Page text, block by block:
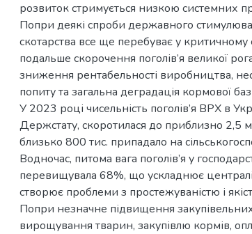
розвиток стримується низкою системних
Попри деякі спроби державного
скотарства все ще перебуває у критичному
подальше скорочення поголів’я великої
зниження рентабельності виробництва,
попиту та загальна деградація кормової
У 2023 році чисельність поголів’я ВРХ в
Держстату, скоротилася до приблизно 2,5
близько 800 тис. припадало на
Водночас, питома вага поголів’я у
перевищувала 68%, що ускладнює
створює проблеми з простежуваністю і
Попри незначне підвищення
вирощування тварин, закупівлю кормів,